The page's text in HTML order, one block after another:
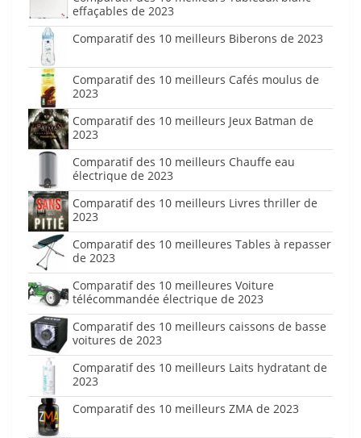
effaçables de 2023
Comparatif des 10 meilleurs Biberons de 2023
Comparatif des 10 meilleurs Cafés moulus de
2023
Comparatif des 10 meilleurs Jeux Batman de
2023
Comparatif des 10 meilleurs Chauffe eau
électrique de 2023
Comparatif des 10 meilleurs Livres thriller de
2023
Comparatif des 10 meilleures Tables à repasser
de 2023
Comparatif des 10 meilleures Voiture
télécommandée électrique de 2023
Comparatif des 10 meilleurs caissons de basse
voitures de 2023
Comparatif des 10 meilleurs Laits hydratant de
2023
Comparatif des 10 meilleurs ZMA de 2023